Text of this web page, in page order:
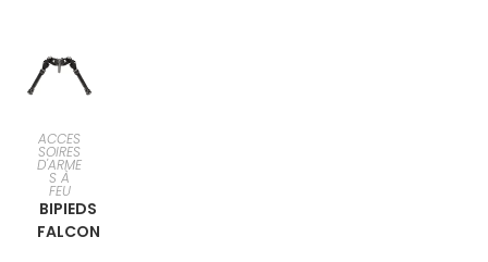
SÉLECTI
ONNER
UNE
ACCES
SOIRES
D'ARME
S À
FEU
BIPIEDS
FALCON